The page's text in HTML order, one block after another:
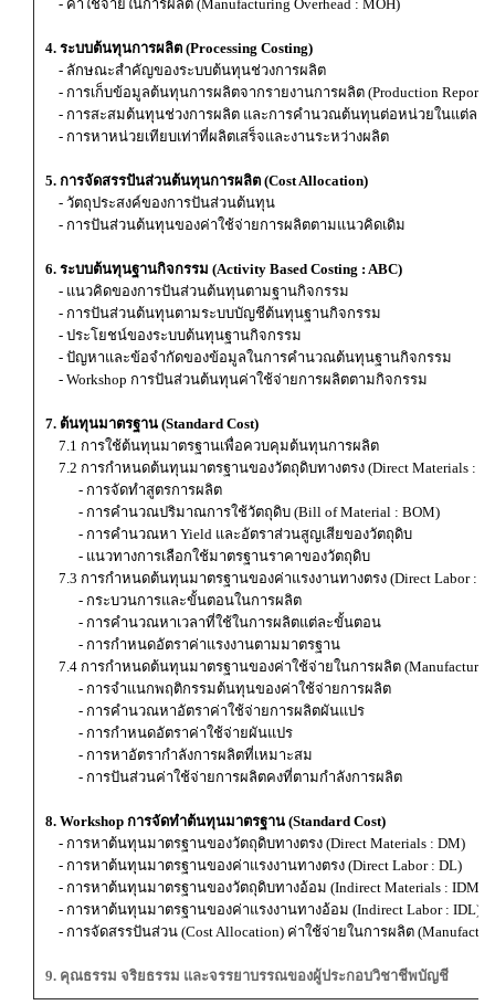
- ค่าใช้จ่ายในการผลิต (Manufacturing Overhead : MOH)
4. ระบบต้นทุนการผลิต (Processing Costing)
- ลักษณะสำคัญของระบบต้นทุนช่วงการผลิต
- การเก็บข้อมูลต้นทุนการผลิตจากรายงานการผลิต (Production Report)
- การสะสมต้นทุนช่วงการผลิต และการคำนวณต้นทุนต่อหน่วยในแต่ละช่
- การหาหน่วยเทียบเท่าที่ผลิตเสร็จและงานระหว่างผลิต
5. การจัดสรรปันส่วนต้นทุนการผลิต (Cost Allocation)
- วัตถุประสงค์ของการปันส่วนต้นทุน
- การปันส่วนต้นทุนของค่าใช้จ่ายการผลิตตามแนวคิดเดิม
6. ระบบต้นทุนฐานกิจกรรม (Activity Based Costing : ABC)
- แนวคิดของการปันส่วนต้นทุนตามฐานกิจกรรม
- การปันส่วนต้นทุนตามระบบบัญชีต้นทุนฐานกิจกรรม
- ประโยชน์ของระบบต้นทุนฐานกิจกรรม
- ปัญหาและข้อจำกัดของข้อมูลในการคำนวณต้นทุนฐานกิจกรรม
- Workshop การปันส่วนต้นทุนค่าใช้จ่ายการผลิตตามกิจกรรม
7. ต้นทุนมาตรฐาน (Standard Cost)
7.1 การใช้ต้นทุนมาตรฐานเพื่อควบคุมต้นทุนการผลิต
7.2 การกำหนดต้นทุนมาตรฐานของวัตถุดิบทางตรง (Direct Materials :
- การจัดทำสูตรการผลิต
- การคำนวณปริมาณการใช้วัตถุดิบ (Bill of Material : BOM)
- การคำนวณหา Yield และอัตราส่วนสูญเสียของวัตถุดิบ
- แนวทางการเลือกใช้มาตรฐานราคาของวัตถุดิบ
7.3 การกำหนดต้นทุนมาตรฐานของค่าแรงงานทางตรง (Direct Labor :
- กระบวนการและขั้นตอนในการผลิต
- การคำนวณหาเวลาที่ใช้ในการผลิตแต่ละขั้นตอน
- การกำหนดอัตราค่าแรงงานตามมาตรฐาน
7.4 การกำหนดต้นทุนมาตรฐานของค่าใช้จ่ายในการผลิต (Manufacturing
- การจำแนกพฤติกรรมต้นทุนของค่าใช้จ่ายการผลิต
- การคำนวณหาอัตราค่าใช้จ่ายการผลิตผันแปร
- การกำหนดอัตราค่าใช้จ่ายผันแปร
- การหาอัตรากำลังการผลิตที่เหมาะสม
- การปันส่วนค่าใช้จ่ายการผลิตคงที่ตามกำลังการผลิต
8. Workshop การจัดทำต้นทุนมาตรฐาน (Standard Cost)
- การหาต้นทุนมาตรฐานของวัตถุดิบทางตรง (Direct Materials : DM)
- การหาต้นทุนมาตรฐานของค่าแรงงานทางตรง (Direct Labor : DL)
- การหาต้นทุนมาตรฐานของวัตถุดิบทางอ้อม (Indirect Materials : IDM)
- การหาต้นทุนมาตรฐานของค่าแรงงานทางอ้อม (Indirect Labor : IDL)
- การจัดสรรปันส่วน (Cost Allocation) ค่าใช้จ่ายในการผลิต
9. คุณธรรม จริยธรรม และจรรยาบรรณของผู้ประกอบวิชาชีพบัญชี